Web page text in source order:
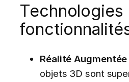
Technologies
Réalité Augmentée
objets 3D sont